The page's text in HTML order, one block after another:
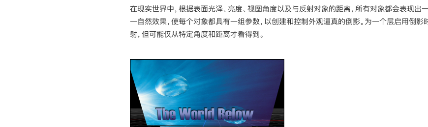
在现实世界中，根据表面光泽、亮度、视图角度以及与反射对象的距离，所有对象都会表现
一自然效果，使每个对象都具有一组参数，以创建和控制外观逼真的倒影。为一个层启用倒影
射，但可能仅从特定角度和距离才看得到。